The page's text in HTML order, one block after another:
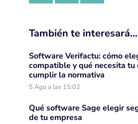
También te interesará…
Software Verifactu: cómo
compatible y qué necesita tu
cumplir la normativa
5 Ago a las 15:02
Qué software Sage elegir
de tu empresa